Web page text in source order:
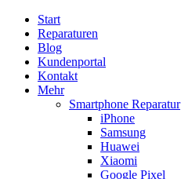
Start
Reparaturen
Blog
Kundenportal
Kontakt
Mehr
Smartphone Reparatur
iPhone
Samsung
Huawei
Xiaomi
Google Pixel